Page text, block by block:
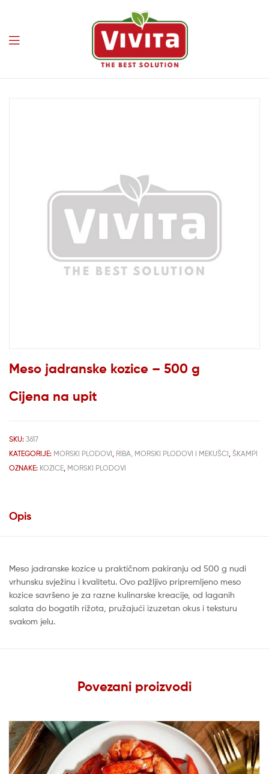
Meso jadranske kozice – 500 g
Cijena na upit
SKU: 3617
KATEGORIJE: MORSKI PLODOVI, RIBA, MORSKI PLODOVI I MEKUŠCI, ŠKAMPI
OZNAKE: KOZICE, MORSKI PLODOVI
Opis
Meso jadranske kozice u praktičnom pakiranju od 500 g nudi
vrhunsku svježinu i kvalitetu. Ovo pažljivo pripremljeno meso
kozice savršeno je za razne kulinarske kreacije, od laganih
salata do bogatih rižota, pružajući izuzetan okus i teksturu
svakom jelu.
Povezani proizvodi